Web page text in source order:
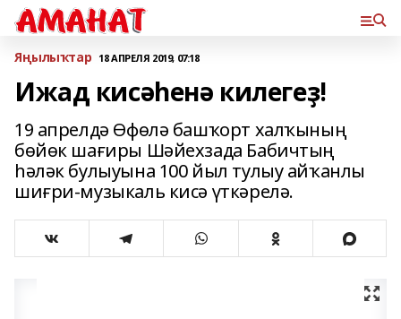
Яңылыҡтар 18 АПРЕЛЯ 2019, 07:18
Ижад кисәһенә килегеҙ!
19 апрелдә Өфөлә башҡорт халҡының
бөйөк шағиры Шәйехзада Бабичтың
һәләк булыуына 100 йыл тулыу айҡанлы
шиғри-музыкаль кисә үткәрелә.